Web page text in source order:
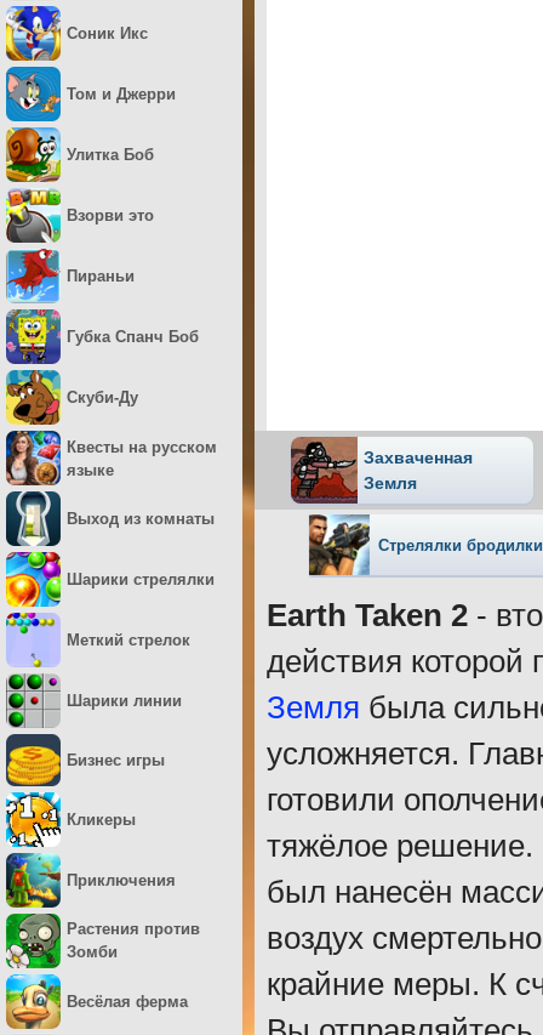
Захваченная
Земля
Стрелялки бродилки
Earth Taken 2 -
действия
Земля была
усложняется.
готовили
тяжёлое решение.
был нанесён
воздух
крайние меры. К
Соник Икс
Том и Джерри
Улитка Боб
Взорви это
Пираньи
Губка Спанч Боб
Скуби-Ду
Квесты на русском
языке
Выход из комнаты
Шарики стрелялки
Меткий стрелок
Шарики линии
Бизнес игры
Кликеры
Приключения
Растения против
Зомби
Весёлая ферма